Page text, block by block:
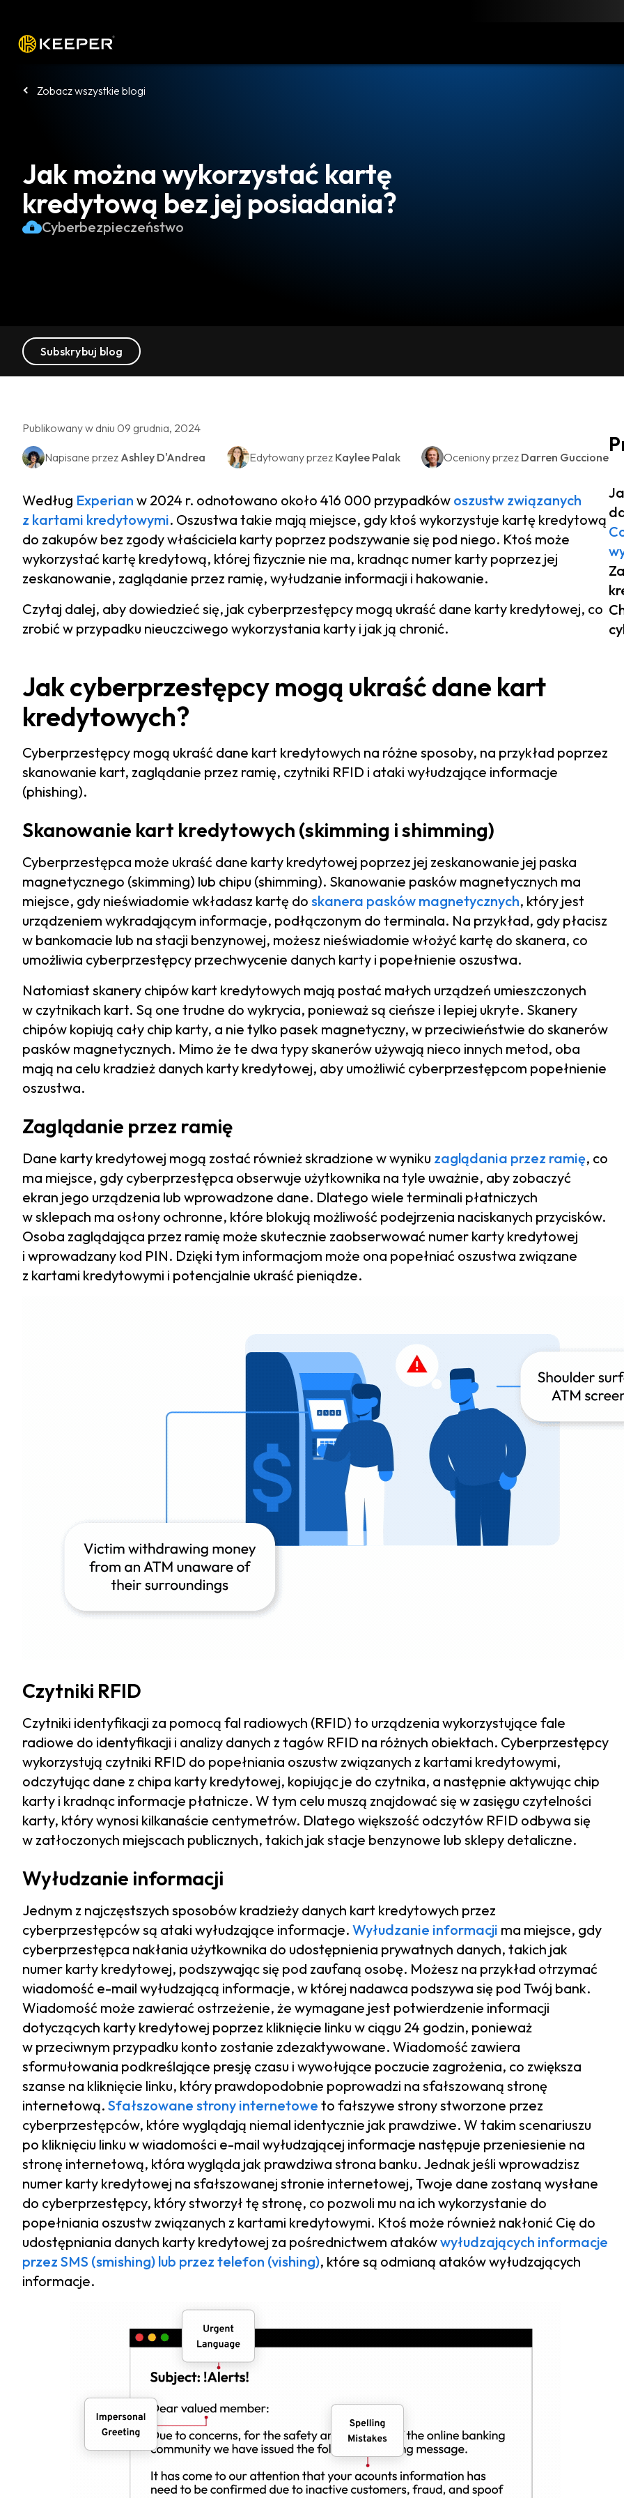
Zobacz wszystkie blogi
Jak można wykorzystać kartę
kredytową bez jej posiadania?
Cyberbezpieczeństwo
Subskrybuj blog
Publikowany w dniu 09 grudnia, 2024
Napisane przez Ashley D'Andrea Edytowany przez Kaylee Palak Oceniony przez Darren Guccione
Według Experian w 2024 r. odnotowano około 416 000 przypadków oszustw związanych
z kartami kredytowymi. Oszustwa takie mają miejsce, gdy ktoś wykorzystuje kartę kredytową
do zakupów bez zgody właściciela karty poprzez podszywanie się pod niego. Ktoś może
wykorzystać kartę kredytową, której fizycznie nie ma, kradnąc numer karty poprzez jej
zeskanowanie, zaglądanie przez ramię, wyłudzanie informacji i hakowanie.
Czytaj dalej, aby dowiedzieć się, jak cyberprzestępcy mogą ukraść dane karty kredytowej, co
zrobić w przypadku nieuczciwego wykorzystania karty i jak ją chronić.
Jak cyberprzestępcy mogą ukraść dane kart
kredytowych?
Cyberprzestępcy mogą ukraść dane kart kredytowych na różne sposoby, na przykład poprzez
skanowanie kart, zaglądanie przez ramię, czytniki RFID i ataki wyłudzające informacje
(phishing).
Skanowanie kart kredytowych (skimming i shimming)
Cyberprzestępca może ukraść dane karty kredytowej poprzez jej zeskanowanie jej paska
magnetycznego (skimming) lub chipu (shimming). Skanowanie pasków magnetycznych ma
miejsce, gdy nieświadomie wkładasz kartę do skanera pasków magnetycznych, który jest
urządzeniem wykradającym informacje, podłączonym do terminala. Na przykład, gdy płacisz
w bankomacie lub na stacji benzynowej, możesz nieświadomie włożyć kartę do skanera, co
umożliwia cyberprzestępcy przechwycenie danych karty i popełnienie oszustwa.
Natomiast skanery chipów kart kredytowych mają postać małych urządzeń umieszczonych
w czytnikach kart. Są one trudne do wykrycia, ponieważ są cieńsze i lepiej ukryte. Skanery
chipów kopiują cały chip karty, a nie tylko pasek magnetyczny, w przeciwieństwie do skanerów
pasków magnetycznych. Mimo że te dwa typy skanerów używają nieco innych metod, oba
mają na celu kradzież danych karty kredytowej, aby umożliwić cyberprzestępcom popełnienie
oszustwa.
Zaglądanie przez ramię
Dane karty kredytowej mogą zostać również skradzione w wyniku zaglądania przez ramię, co
ma miejsce, gdy cyberprzestępca obserwuje użytkownika na tyle uważnie, aby zobaczyć
ekran jego urządzenia lub wprowadzone dane. Dlatego wiele terminali płatniczych
w sklepach ma osłony ochronne, które blokują możliwość podejrzenia naciskanych przycisków.
Osoba zaglądająca przez ramię może skutecznie zaobserwować numer karty kredytowej
i wprowadzany kod PIN. Dzięki tym informacjom może ona popełniać oszustwa związane
z kartami kredytowymi i potencjalnie ukraść pieniądze.
Czytniki RFID
Czytniki identyfikacji za pomocą fal radiowych (RFID) to urządzenia wykorzystujące fale
radiowe do identyfikacji i analizy danych z tagów RFID na różnych obiektach. Cyberprzestępcy
wykorzystują czytniki RFID do popełniania oszustw związanych z kartami kredytowymi,
odczytując dane z chipa karty kredytowej, kopiując je do czytnika, a następnie aktywując chip
karty i kradnąc informacje płatnicze. W tym celu muszą znajdować się w zasięgu czytelności
karty, który wynosi kilkanaście centymetrów. Dlatego większość odczytów RFID odbywa się
w zatłoczonych miejscach publicznych, takich jak stacje benzynowe lub sklepy detaliczne.
Wyłudzanie informacji
Jednym z najczęstszych sposobów kradzieży danych kart kredytowych przez
cyberprzestępców są ataki wyłudzające informacje. Wyłudzanie informacji ma miejsce, gdy
cyberprzestępca nakłania użytkownika do udostępnienia prywatnych danych, takich jak
numer karty kredytowej, podszywając się pod zaufaną osobę. Możesz na przykład otrzymać
wiadomość e-mail wyłudzającą informacje, w której nadawca podszywa się pod Twój bank.
Wiadomość może zawierać ostrzeżenie, że wymagane jest potwierdzenie informacji
dotyczących karty kredytowej poprzez kliknięcie linku w ciągu 24 godzin, ponieważ
w przeciwnym przypadku konto zostanie zdezaktywowane. Wiadomość zawiera
sformułowania podkreślające presję czasu i wywołujące poczucie zagrożenia, co zwiększa
szanse na kliknięcie linku, który prawdopodobnie poprowadzi na sfałszowaną stronę
internetową. Sfałszowane strony internetowe to fałszywe strony stworzone przez
cyberprzestępców, które wyglądają niemal identycznie jak prawdziwe. W takim scenariuszu
po kliknięciu linku w wiadomości e-mail wyłudzającej informacje następuje przeniesienie na
stronę internetową, która wygląda jak prawdziwa strona banku. Jednak jeśli wprowadzisz
numer karty kredytowej na sfałszowanej stronie internetowej, Twoje dane zostaną wysłane
do cyberprzestępcy, który stworzył tę stronę, co pozwoli mu na ich wykorzystanie do
popełniania oszustw związanych z kartami kredytowymi. Ktoś może również nakłonić Cię do
udostępniania danych karty kredytowej za pośrednictwem atakówwyłudzających informacje
przez SMS (smishing) lub przez telefon (vishing), które są odmianą ataków wyłudzających
informacje.